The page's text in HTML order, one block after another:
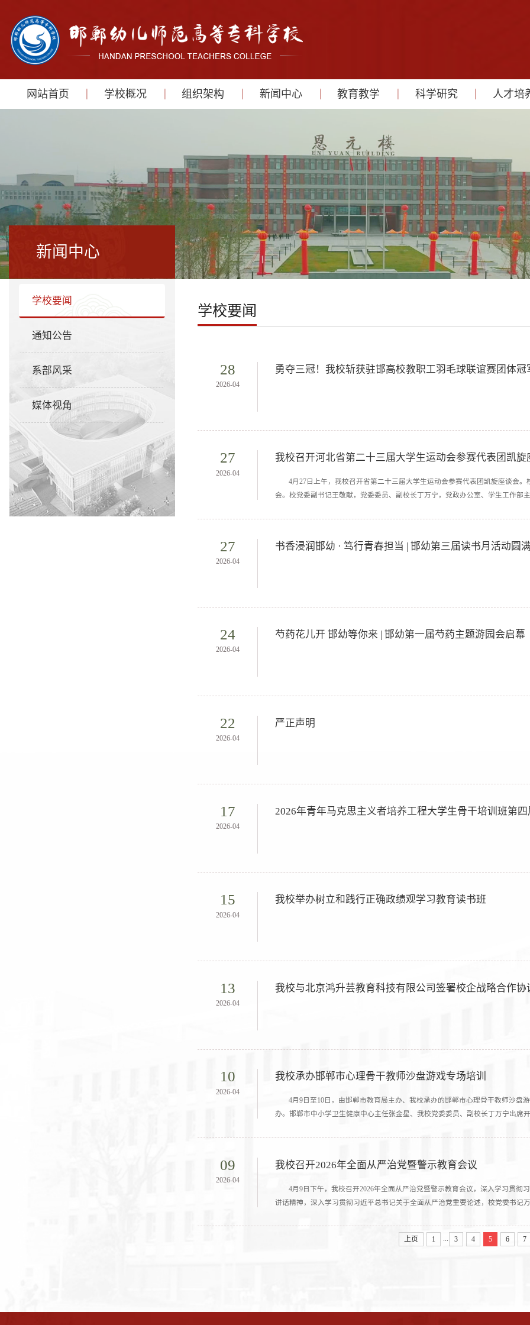
网站首页 学校概况 组织架构 新闻中心 教育教学 科学研究 人才培
新闻中心
学校要闻
通知公告
系部风采
媒体视角
学校要闻
28
2026-04
勇夺三冠！我校斩获驻邯高校教职工羽毛球联谊赛团体
27
2026-04
我校召开河北省第二十三届大学生运动会参赛代表团凯旋
4月27日上午，我校召开省第二十三届大学生运动会参赛代表团凯旋座谈会
会。校党委副书记王敬献，党委委员、副校长丁万宁，党政办公室、学生工作部
27
2026-04
书香浸润邯幼 · 笃行青春担当 | 邯幼第三届读书月活动圆
24
2026-04
芍药花儿开 邯幼等你来 | 邯幼第一届芍药主题游园会启幕
22
2026-04
严正声明
17
2026-04
2026年青年马克思主义者培养工程大学生骨干培训班第
15
2026-04
我校举办树立和践行正确政绩观学习教育读书班
13
2026-04
我校与北京鸿升芸教育科技有限公司签署校企战略合作协
10
2026-04
我校承办邯郸市心理骨干教师沙盘游戏专场培训
4月9日至10日，由邯郸市教育局主办、我校承办的邯郸市心理骨干教师沙盘
办。邯郸市中小学卫生健康中心主任张金星、我校党委委员、副校长丁万宁出席
09
2026-04
我校召开2026年全面从严治党暨警示教育会议
4月9日下午，我校召开2026年全面从严治党暨警示教育会议，深入学习贯彻
讲话精神，深入学习贯彻习近平总书记关于全面从严治党重要论述，校党委书记
上页 1 ... 3 4 5 6 7